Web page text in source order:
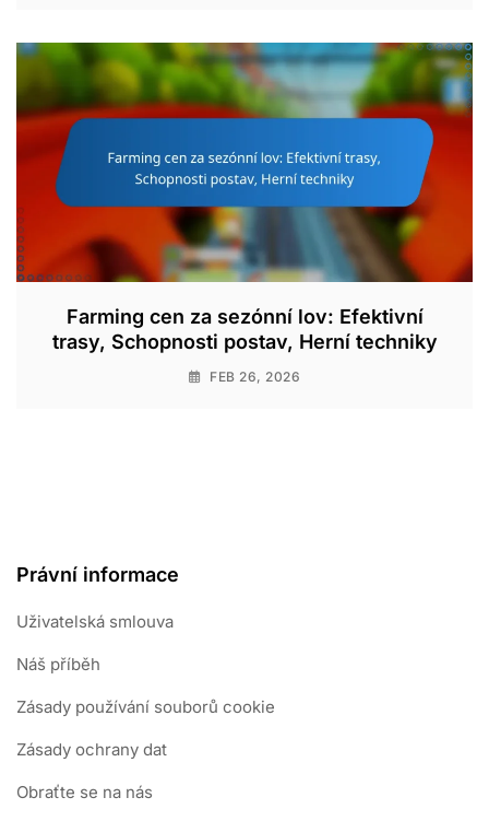
Farming cen za sezónní lov: Efektivní
trasy, Schopnosti postav, Herní techniky
FEB 26, 2026
Právní informace
Uživatelská smlouva
Náš příběh
Zásady používání souborů cookie
Zásady ochrany dat
Obraťte se na nás